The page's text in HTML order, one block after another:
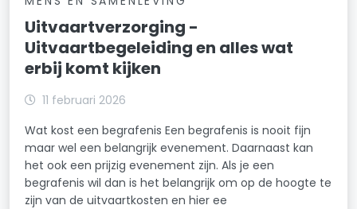
Uitvaartverzorging -
Uitvaartbegeleiding en alles wat
erbij komt kijken
11 februari 2026
Wat kost een begrafenis Een begrafenis is nooit fijn
maar wel een belangrijk evenement. Daarnaast kan
het ook een prijzig evenement zijn. Als je een
begrafenis wil dan is het belangrijk om op de hoogte te
zijn van de uitvaartkosten en hier ee